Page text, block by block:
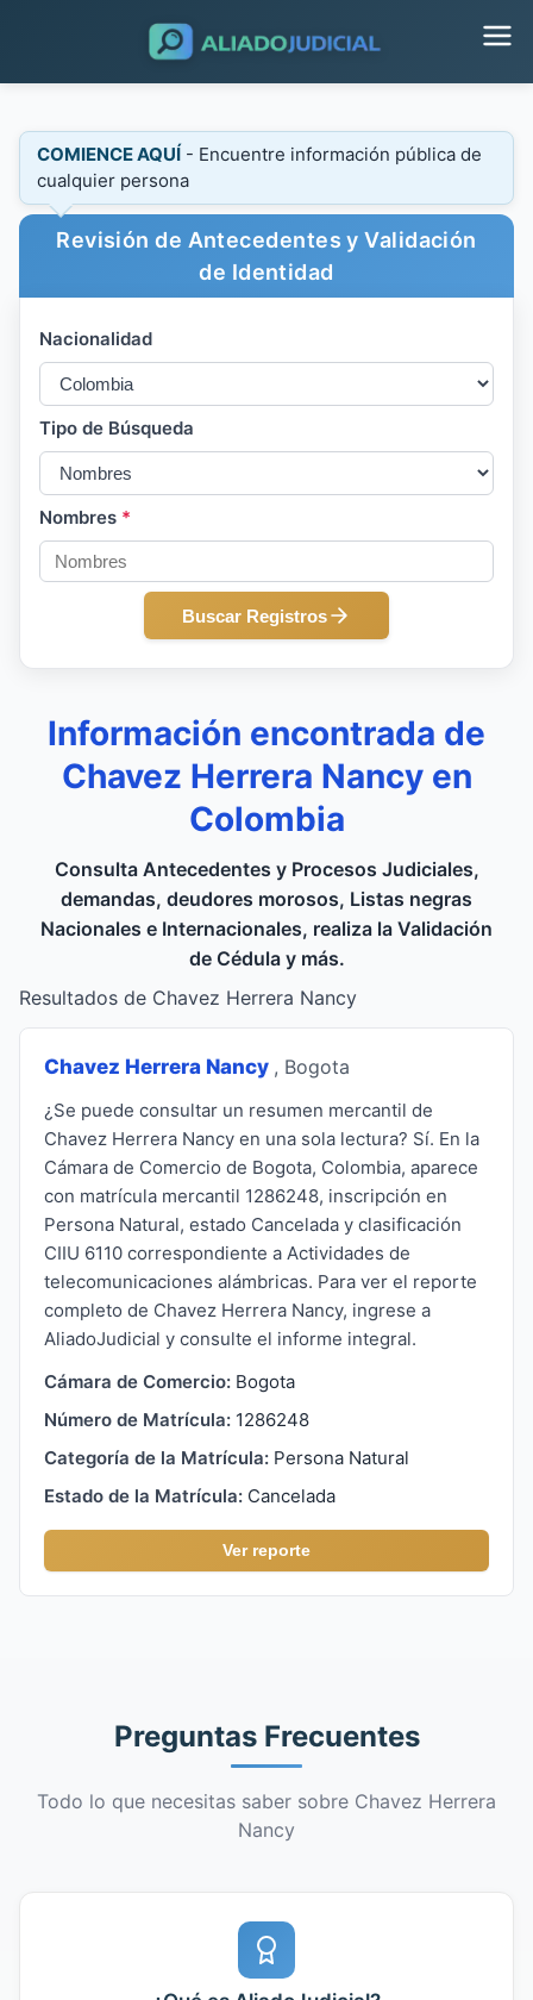
COMIENCE AQUÍ - Encuentre información pública de
cualquier persona
Revisión de Antecedentes y Validación
de Identidad
Nacionalidad
Tipo de Búsqueda
Nombres *
Buscar Registros
Información encontrada de
Chavez Herrera Nancy en
Colombia
Consulta Antecedentes y Procesos Judiciales,
demandas, deudores morosos, Listas negras
Nacionales e Internacionales, realiza la Validación
de Cédula y más.
Resultados de Chavez Herrera Nancy
Chavez Herrera Nancy , Bogota
¿Se puede consultar un resumen mercantil de
Chavez Herrera Nancy en una sola lectura? Sí. En la
Cámara de Comercio de Bogota, Colombia, aparece
con matrícula mercantil 1286248, inscripción en
Persona Natural, estado Cancelada y clasificación
CIIU 6110 correspondiente a Actividades de
telecomunicaciones alámbricas. Para ver el reporte
completo de Chavez Herrera Nancy, ingrese a
AliadoJudicial y consulte el informe integral.
Cámara de Comercio: Bogota
Número de Matrícula: 1286248
Categoría de la Matrícula: Persona Natural
Estado de la Matrícula: Cancelada
Ver reporte
Preguntas Frecuentes
Todo lo que necesitas saber sobre Chavez Herrera
Nancy